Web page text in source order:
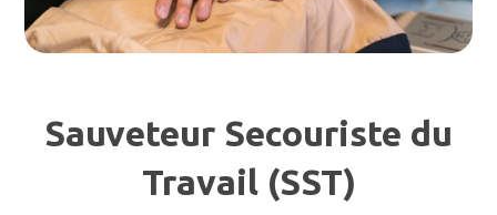
Sauveteur Secouriste du
Travail (SST)